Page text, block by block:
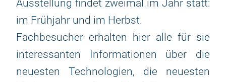
Ausstellung findet zweimal im Jahr statt:
im Frühjahr und im Herbst.
Fachbesucher erhalten hier alle für sie
interessanten Informationen über die
neuesten Technologien, die neuesten